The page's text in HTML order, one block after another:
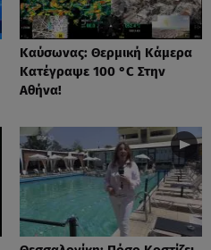
Καύσωνας: Θερμική Κάμερα
Κατέγραψε 100 °C Στην
Αθήνα!